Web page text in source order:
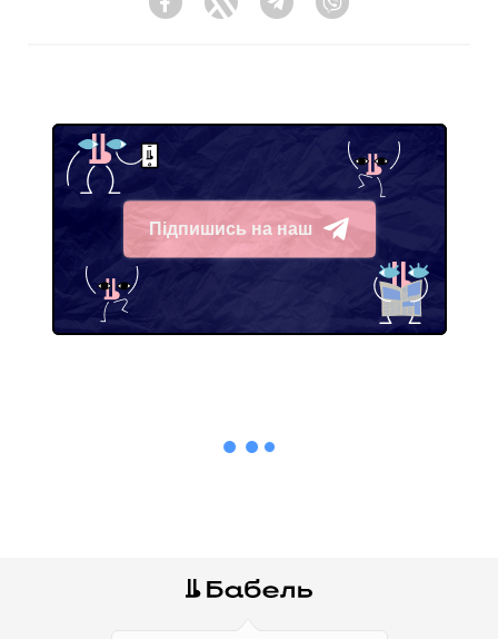
FacebookTwitter Telegram
Підпишись на наш
Telegram